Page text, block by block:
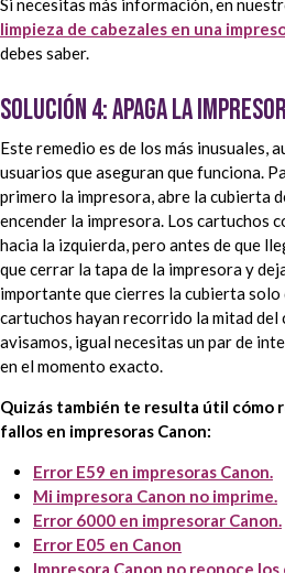
Si necesitas más información, en
limpieza de cabezales en una
debes saber.
Solución 4: apaga la
Este remedio es de los más inusuales,
usuarios que aseguran que funciona.
primero la impresora, abre la cubierta
encender la impresora. Los cartuchos
hacia la izquierda, pero antes de que
que cerrar la tapa de la impresora y
importante que cierres la cubierta solo
cartuchos hayan recorrido la mitad del
avisamos, igual necesitas un par de
en el momento exacto.
Quizás también te resulta útil cómo
fallos en impresoras Canon:
Error E59 en impresoras Canon.
Mi impresora Canon no imprime.
Error 6000 en impresorar Canon.
Error E05 en Canon
Impresora Canon no reonoce